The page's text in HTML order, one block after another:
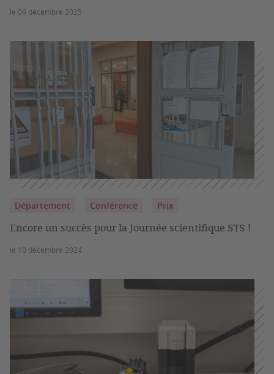
le 06 décembre 2025
Département Conférence Prix
Encore un succès pour la Journée scientifique STS !
le 10 décembre 2024